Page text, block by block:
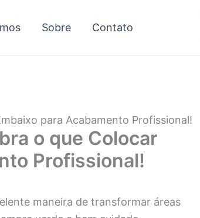
Sobre Contato
para Acabamento Profissional!
o que Colocar
Profissional!
maneira de transformar áreas